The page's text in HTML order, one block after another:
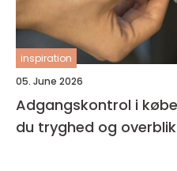
inspiration
05. June 2026
Adgangskontrol i
du tryghed og overblik